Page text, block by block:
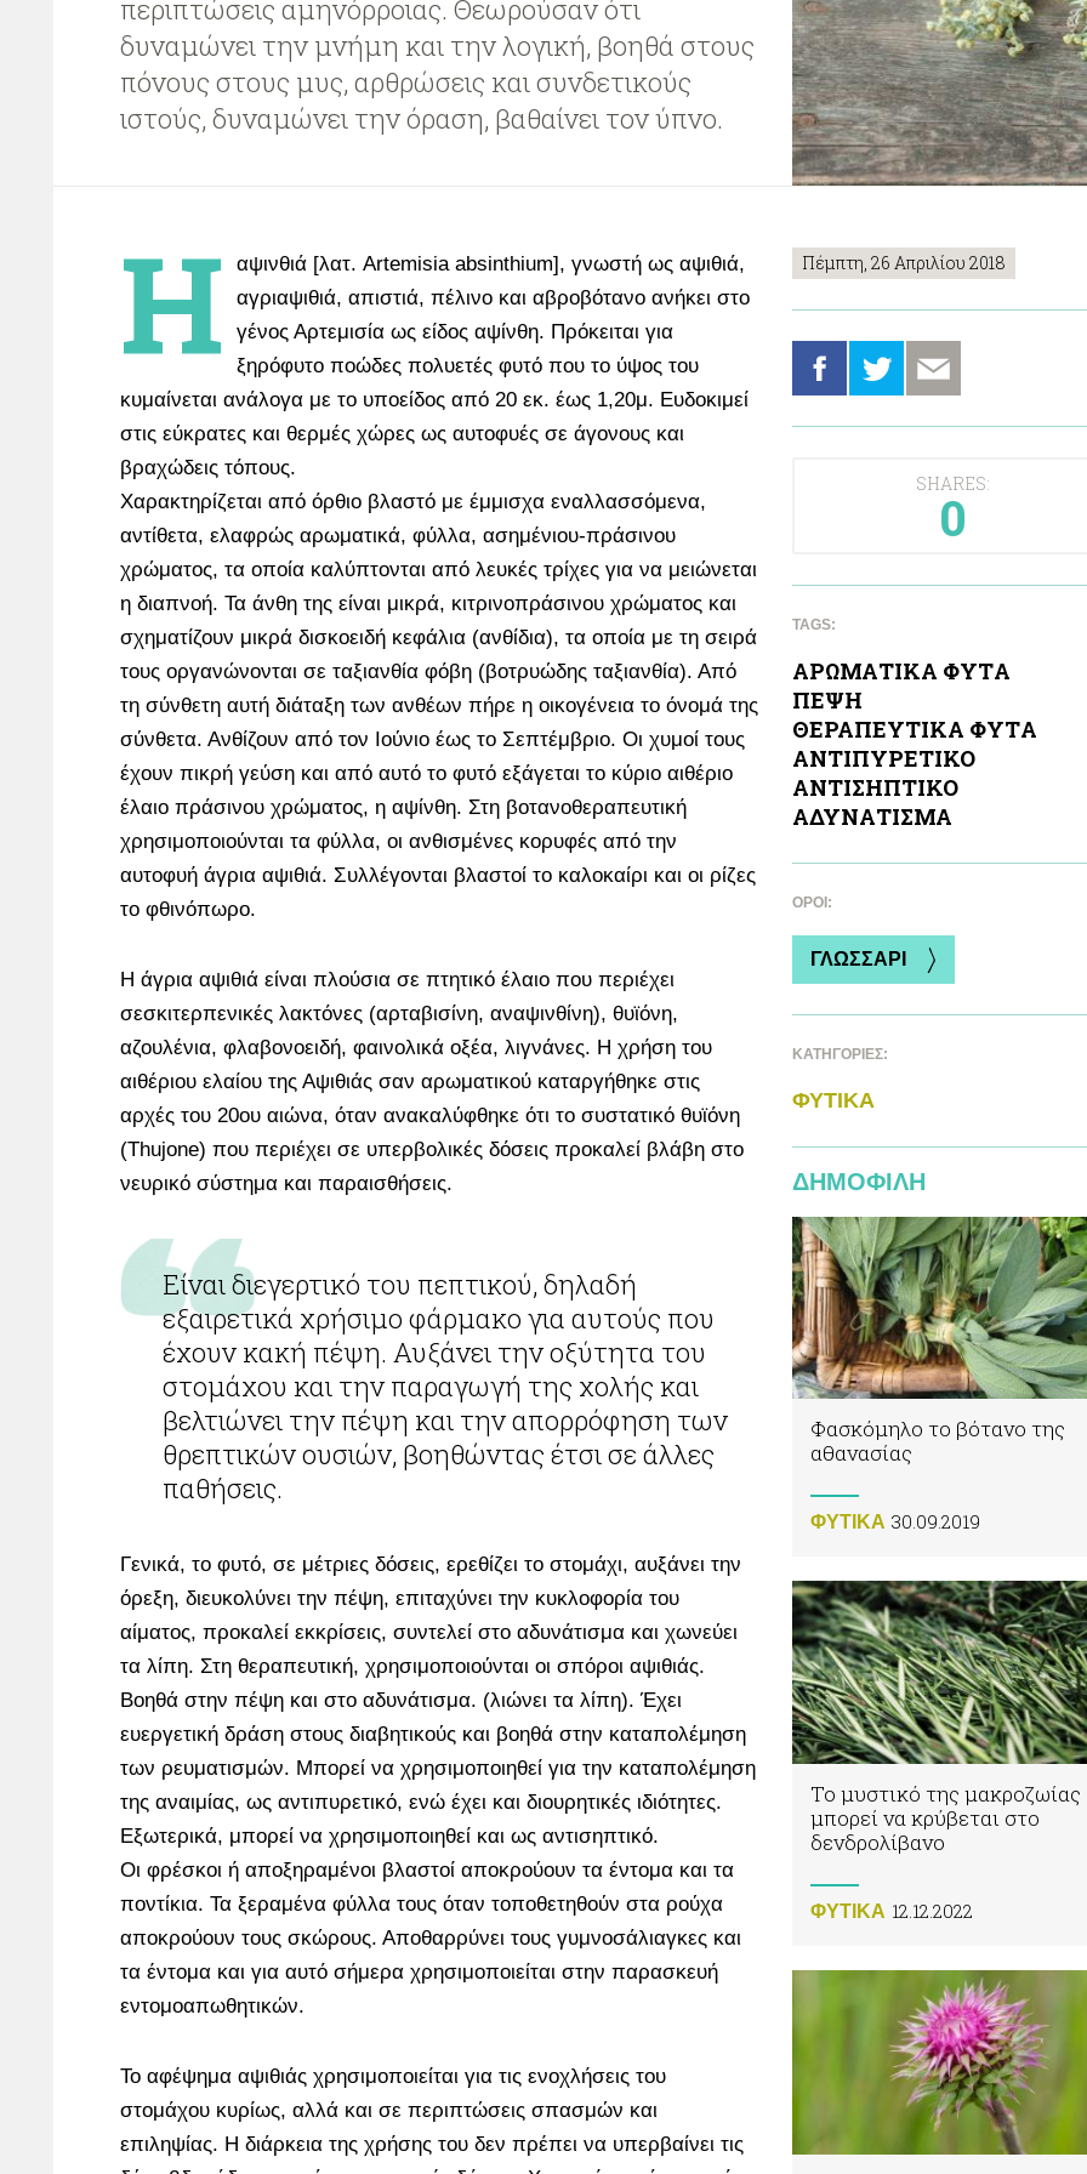
περιπτώσεις αμηνόρροιας. Θεωρούσαν ότι
δυναμώνει την μνήμη και την λογική, βοηθά στους
πόνους στους μυς, αρθρώσεις και συνδετικούς
ιστούς, δυναμώνει την όραση, βαθαίνει τον ύπνο.
Πέμπτη, 26 Απριλίου 2018
SHARES:
0
Η
αψινθιά [λατ. Artemisia absinthium], γνωστή ως αψιθιά,
αγριαψιθιά, απιστιά, πέλινο και αβροβότανο ανήκει στο
γένος Αρτεμισία ως είδος αψίνθη. Πρόκειται για
ξηρόφυτο ποώδες πολυετές φυτό που το ύψος του
κυμαίνεται ανάλογα με το υποείδος από 20 εκ. έως 1,20μ. Ευδοκιμεί
στις εύκρατες και θερμές χώρες ως αυτοφυές σε άγονους και
βραχώδεις τόπους.
Χαρακτηρίζεται από όρθιο βλαστό με έμμισχα εναλλασσόμενα,
αντίθετα, ελαφρώς αρωματικά, φύλλα, ασημένιου-πράσινου
χρώματος, τα οποία καλύπτονται από λευκές τρίχες για να μειώνεται
η διαπνοή. Τα άνθη της είναι μικρά, κιτρινοπράσινου χρώματος και
σχηματίζουν μικρά δισκοειδή κεφάλια (ανθίδια), τα οποία με τη σειρά
τους οργανώνονται σε ταξιανθία φόβη (βοτρυώδης ταξιανθία). Από
τη σύνθετη αυτή διάταξη των ανθέων πήρε η οικογένεια το όνομά της
σύνθετα. Ανθίζουν από τον Ιούνιο έως το Σεπτέμβριο. Οι χυμοί τους
έχουν πικρή γεύση και από αυτό το φυτό εξάγεται το κύριο αιθέριο
έλαιο πράσινου χρώματος, η αψίνθη. Στη βοτανοθεραπευτική
χρησιμοποιούνται τα φύλλα, οι ανθισμένες κορυφές από την
αυτοφυή άγρια αψιθιά. Συλλέγονται βλαστοί το καλοκαίρι και οι ρίζες
το φθινόπωρο.
Η άγρια αψιθιά είναι πλούσια σε πτητικό έλαιο που περιέχει
σεσκιτερπενικές λακτόνες (αρταβισίνη, αναψινθίνη), θυϊόνη,
αζουλένια, φλαβονοειδή, φαινολικά οξέα, λιγνάνες. Η χρήση του
αιθέριου ελαίου της Αψιθιάς σαν αρωματικού καταργήθηκε στις
αρχές του 20ου αιώνα, όταν ανακαλύφθηκε ότι το συστατικό θυϊόνη
(Thujone) που περιέχει σε υπερβολικές δόσεις προκαλεί βλάβη στο
νευρικό σύστημα και παραισθήσεις.
Είναι διεγερτικό του πεπτικού, δηλαδή
εξαιρετικά χρήσιμο φάρμακο για αυτούς που
έχουν κακή πέψη. Αυξάνει την οξύτητα του
στομάχου και την παραγωγή της χολής και
βελτιώνει την πέψη και την απορρόφηση των
θρεπτικών ουσιών, βοηθώντας έτσι σε άλλες
παθήσεις.
Γενικά, το φυτό, σε μέτριες δόσεις, ερεθίζει το στομάχι, αυξάνει την
όρεξη, διευκολύνει την πέψη, επιταχύνει την κυκλοφορία του
αίματος, προκαλεί εκκρίσεις, συντελεί στο αδυνάτισμα και χωνεύει
τα λίπη. Στη θεραπευτική, χρησιμοποιούνται οι σπόροι αψιθιάς.
Βοηθά στην πέψη και στο αδυνάτισμα. (λιώνει τα λίπη). Έχει
ευεργετική δράση στους διαβητικούς και βοηθά στην καταπολέμηση
των ρευματισμών. Μπορεί να χρησιμοποιηθεί για την καταπολέμηση
της αναιμίας, ως αντιπυρετικό, ενώ έχει και διουρητικές ιδιότητες.
Εξωτερικά, μπορεί να χρησιμοποιηθεί και ως αντισηπτικό.
Οι φρέσκοι ή αποξηραμένοι βλαστοί αποκρούουν τα έντομα και τα
ποντίκια. Τα ξεραμένα φύλλα τους όταν τοποθετηθούν στα ρούχα
αποκρούουν τους σκώρους. Αποθαρρύνει τους γυμνοσάλιαγκες και
τα έντομα και για αυτό σήμερα χρησιμοποιείται στην παρασκευή
εντομοαπωθητικών.
Το αφέψημα αψιθιάς χρησιμοποιείται για τις ενοχλήσεις του
στομάχου κυρίως, αλλά και σε περιπτώσεις σπασμών και
επιληψίας. Η διάρκεια της χρήσης του δεν πρέπει να υπερβαίνει τις
TAGS:
ΑΡΩΜΑΤΙΚA ΦΥΤA
ΠΕΨΗ
ΘΕΡΑΠΕΥΤΙΚA ΦΥΤA
ΑΝΤΙΠΥΡΕΤΙΚΟ
ΑΝΤΙΣΗΠΤΙΚΟ
ΑΔΥΝAΤΙΣΜΑ
ΌΡΟΙ:
ΓΛΩΣΣΑΡΙ
ΚΑΤΗΓΟΡΙΕΣ:
ΦΥΤΙΚA
ΔΗΜΟΦΙΛΗ
Φασκόμηλο το βότανο της
αθανασίας
ΦΥΤΙΚA 30.09.2019
Το μυστικό της μακροζωίας
μπορεί να κρύβεται στο
δενδρολίβανο
ΦΥΤΙΚA 12.12.2022